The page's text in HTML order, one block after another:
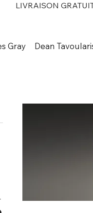
LIVRAISON
Gray Dean